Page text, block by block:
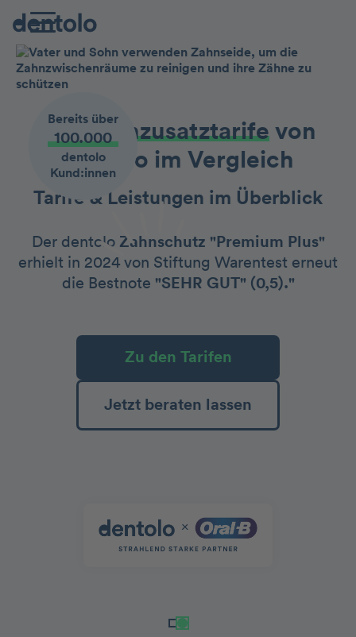
Die Zahnzusatztarifevon
dentolo im Vergleich
Tarife & Leistungen im Überblick
Der dentolo Zahnschutz "Premium Plus"
erhielt in 2024 von Stiftung Warentest erneut
die Bestnote "SEHR GUT" (0,5)."
Bereits über
100.000
dentolo
Kund:innen
Zu den Tarifen
Jetzt beraten lassen